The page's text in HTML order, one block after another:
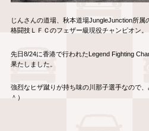
じんさんの道場、秋本道場JungleJunction所
格闘技ＬＦＣのフェザー級現役チャンピオン。
先日8/24に香港で行われたLegend Fighting
果たしました。
強烈なヒザ蹴りが持ち味の川那子選手なので
＾）